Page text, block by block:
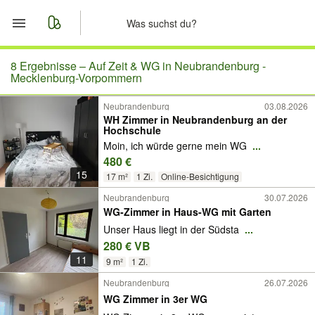
Start
Merkliste
Nachrichten
Anzeige aufgeben
8 Ergebnisse –Auf Zeit & WG in Neubrandenburg -
Mecklenburg-Vorpommern
15
Neubrandenburg 03.08.2026
WH Zimmer in Neubrandenburg an der
Hochschule
Moin, ich würde gerne mein WG ...
480 €
17 m² 1 Zi. Online-Besichtigung
11
Neubrandenburg 30.07.2026
WG-Zimmer in Haus-WG mit Garten
Unser Haus liegt in der Südsta ...
280 € VB
9 m²
1 Zi.
Neubrandenburg
26.07.2026
WG Zimmer in 3er WG